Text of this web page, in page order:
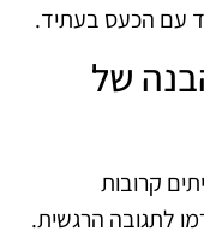
עם הכעס בעתיד.
בהבנה של
קרובות
לתגובה הרגשית.